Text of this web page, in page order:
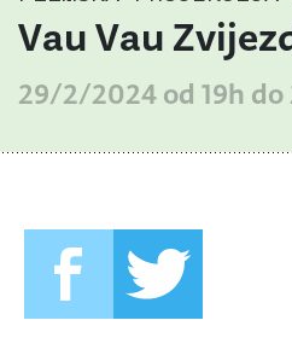
Vau Vau
29/2/2024 od 19h do